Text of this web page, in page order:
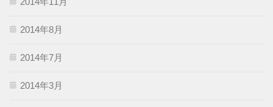
2014年8月
2014年7月
2014年3月